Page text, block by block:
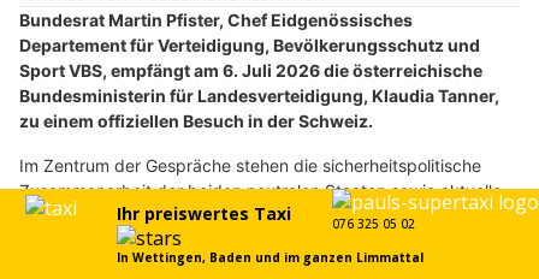
Bundesrat Martin Pfister, Chef Eidgenössisches
Departement für Verteidigung, Bevölkerungsschutz und
Sport VBS, empfängt am 6. Juli 2026 die österreichische
Bundesministerin für Landesverteidigung, Klaudia Tanner,
zu einem offiziellen Besuch in der Schweiz.
Im Zentrum der Gespräche stehen die sicherheitspolitische
Zusammenarbeit der beiden neutralen Staaten sowie aktuelle
europäische Sicherheitsfragen.
Weiterlesen